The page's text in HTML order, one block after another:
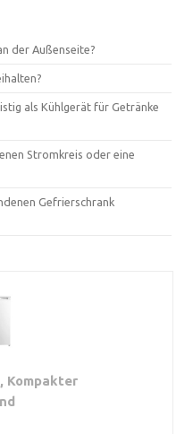
der Außenseite?
als Kühlgerät für Getränke
Stromkreis oder eine
Gefrierschrank
Kompakter